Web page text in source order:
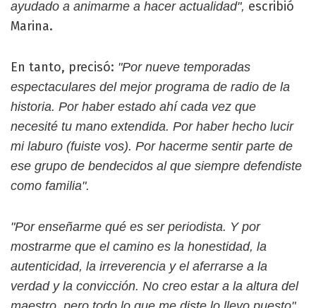
ayudado a animarme a hacer actualidad", escribió
Marina.
En tanto, precisó: "Por nueve temporadas
espectaculares del mejor programa de radio de la
historia. Por haber estado ahí cada vez que
necesité tu mano extendida. Por haber hecho lucir
mi laburo (fuiste vos). Por hacerme sentir parte de
ese grupo de bendecidos al que siempre defendiste
como familia".
"Por enseñarme qué es ser periodista. Y por
mostrarme que el camino es la honestidad, la
autenticidad, la irreverencia y el aferrarse a la
verdad y la convicción. No creo estar a la altura del